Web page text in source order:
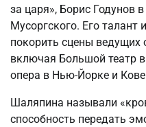
за царя», Борис Годунов
Мусоргского. Его талант
покорить сцены ведущих
включая Большой театр
опера в Нью-Йорке и
Шаляпина называли
способность передать